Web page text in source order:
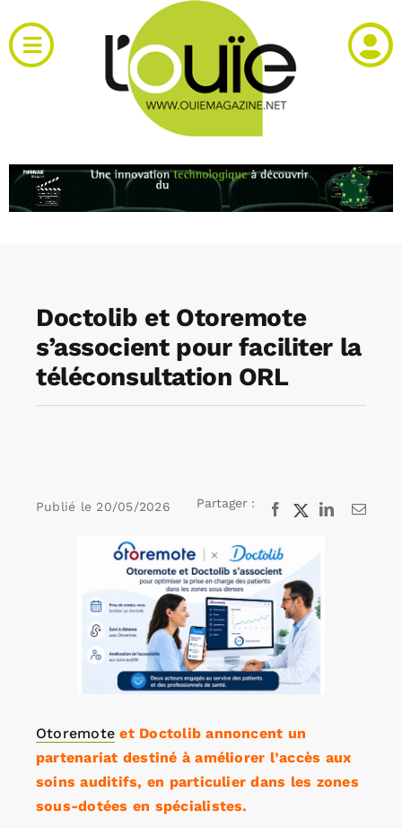
au
contenu
Toggle
Navigation
RH et emploi
Agenda
Doctolib et Otoremote
s’associent pour faciliter la
téléconsultation ORL
Publié le 20/05/2026 Partager : Facebook
X LinkedInEmail
Otoremote et Doctolib annoncent un
partenariat destiné à améliorer l’accès aux
soins auditifs, en particulier dans les zones
sous-dotées en spécialistes.